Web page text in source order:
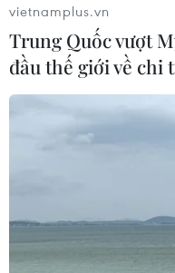
vietnamplus.vn
Trung Quốc vượt
đầu thế giới về chi